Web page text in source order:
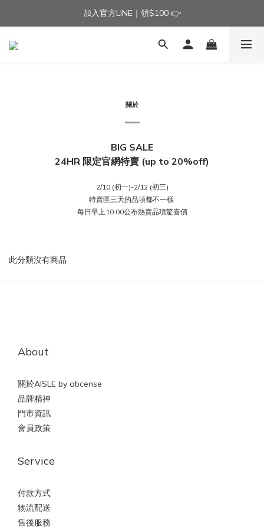
加入官方LINE｜領$100 👉
加入官方LINE｜領$100 👉
滿$3000免運費 | 滿$5000贈AISLE方塊酥髮夾乙個
關於
BIG SALE
24HR 限定官網特賣 (up to 20%off)
2/10 (初一)-2/12 (初三)
特賣區三天的品項都不一樣
每日早上10:00公布熱賣品項驚喜價
此分類沒有商品
About
關於AISLE by abcense
品牌精神
門市資訊
會員政策
Service
付款方式
物流配送
售後服務